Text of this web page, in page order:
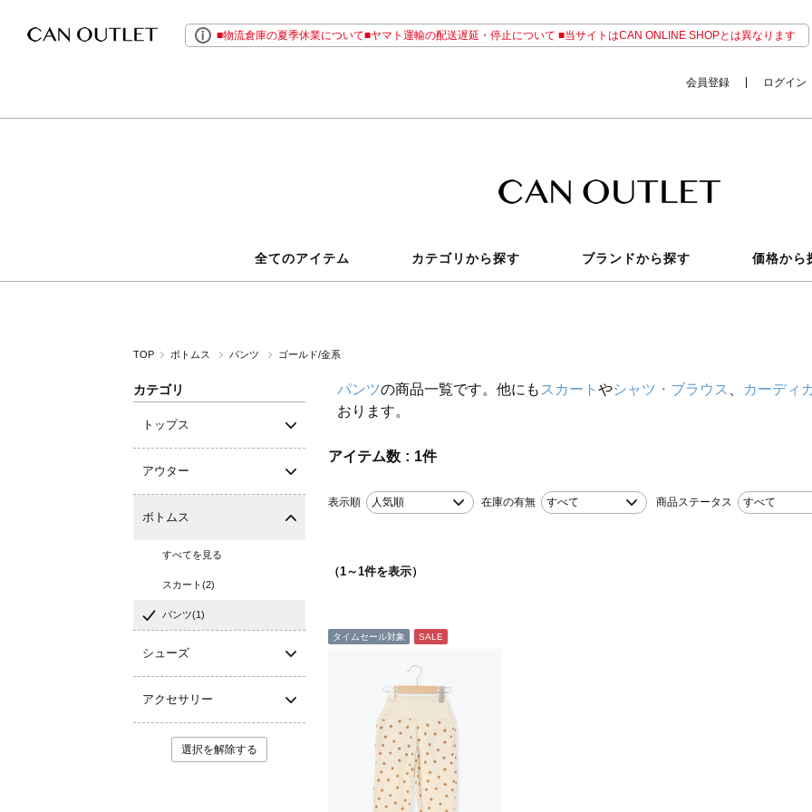
■物流倉庫の夏季休業について■ヤマト運輸の配送遅延・停止について ■当サイトはCAN ONLINE SHOPとは異なります
会員登録 ログイン
全てのアイテム カテゴリから探す ブランドから探す 価格から
TOP ボトムス パンツ ゴールド/金系
カテゴリ
トップス
アウター
ボトムス
すべてを見る
スカート(2)
パンツ(1)
シューズ
アクセサリー
選択を解除する
パンツの商品一覧です。他にも スカート やシャツ・ブラウス カーディ
おります。
アイテム数 1件
表示順 人気順 在庫の有無 すべて 商品ステータス すべて
（1～1件を表示）
タイムセール対象 SALE